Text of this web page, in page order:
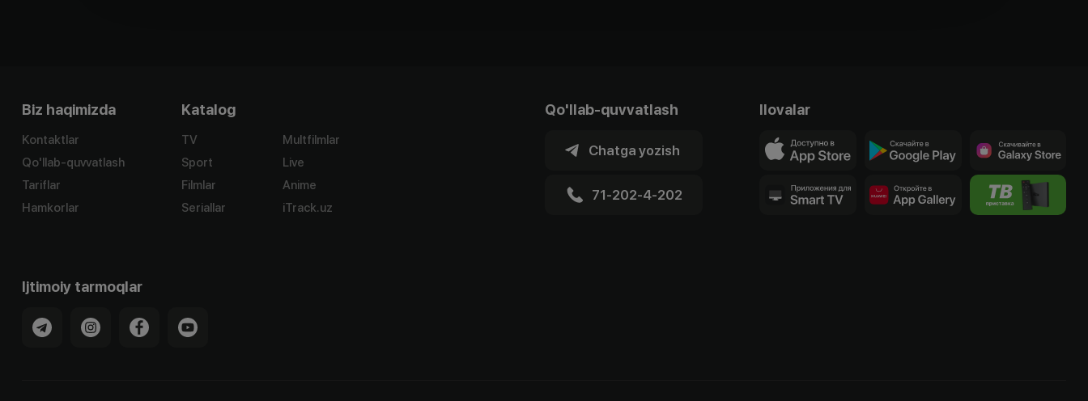
Biz haqimizda
Kontaktlar
Qo'llab-quvvatlash
Tariflar
Hamkorlar
Katalog
TV
Sport
Filmlar
Seriallar
Multfilmlar
Live
Anime
iTrack.uz
Qo'llab-quvvatlash
Chatga yozish
71-202-4-202
Ilovalar
Ijtimoiy tarmoqlar